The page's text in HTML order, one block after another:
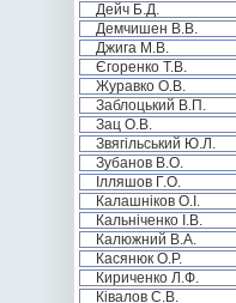
Дейч Б.Д.
Демчишен В.В.
Джига М.В.
Єгоренко Т.В.
Журавко О.В.
Заблоцький В.П.
Зац О.В.
Звягільський Ю.Л.
Зубанов В.О.
Ілляшов Г.О.
Калашніков О.І.
Кальніченко І.В.
Калюжний В.А.
Касянюк О.Р.
Кириченко Л.Ф.
Ківалов С.В.